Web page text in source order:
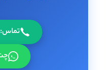
تماس: 55801514-021